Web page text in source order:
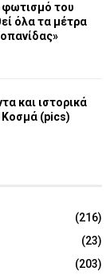
φωτισμό του
όλα τα μέτρα
και ιστορικά
Κοσμά (pics)
(216)
(23)
(203)